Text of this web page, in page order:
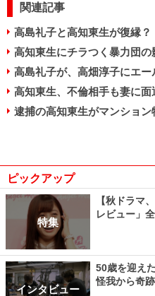
関連記事
高島礼子と高知東生が復縁？
高知東生にチラつく暴力団の
高島礼子が、高畑淳子にエー
高知東生、不倫相手も妻に面
逮捕の高知東生がマンション
ピックアップ
特集
【秋ドラマ
レビュー」
インタビュー
50歳を迎え
怪我から奇